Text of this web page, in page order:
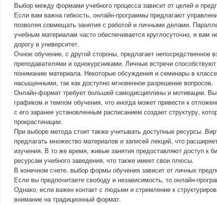
Выбор между формами учебного процесса зависит от целей и
Если вам важна гибкость, онлайн-программы предлагают
позволяя совмещать занятия с работой и личными делами.
учебным материалам часто обеспечивается круглосуточно, и вам
дорогу в университет.
Очное обучение, с другой стороны, предлагает непосредственное
преподавателями и однокурсниками. Личные встречи
пониманию материала. Некоторые обсуждения и семинары в
насыщенными, так как доступно мгновенное разрешение вопросов.
Онлайн-формат требует большей самодисциплины и мотивации.
графиком и темпом обучения, что иногда может привести к
с его заранее установленным расписанием создает структуру,
прокрастинации.
При выборе метода стоит также учитывать доступные ресурсы.
предлагать множество материалов и записей лекций, что
изучения. В то же время, живые занятия предоставляют доступ к
ресурсам учебного заведения, что также имеет свои плюсы.
В конечном счете, выбор формы обучения зависит от личных
Если вы предпочитаете свободу и независимость, то онлайн-
Однако, если важен контакт с людьми и стремление к
внимание на традиционный формат.